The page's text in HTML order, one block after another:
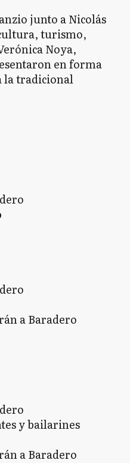
junto a Nicolás
turismo,
Noya,
en forma
la tradicional
a Baradero
y bailarines
a Baradero